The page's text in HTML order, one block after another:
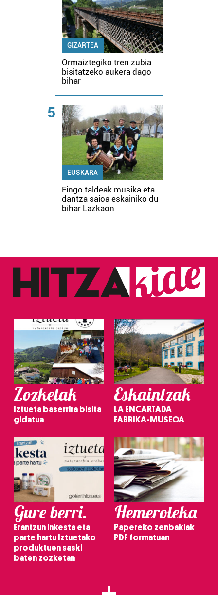
GIZARTEA
Ormaiztegiko tren zubia
bisitatzeko aukera dago
bihar
5
EUSKARA
Eingo taldeak musika eta
dantza saioa eskainiko du
bihar Lazkaon
Zozketak
Iztueta baserrira bisita
gidatua
Eskaintzak
LA ENCARTADA
FABRIKA-MUSEOA
Gure berri.
Erantzun inkesta eta
parte hartu Iztuetako
produktuen saski
baten zozketan
Hemeroteka
Papereko zenbakiak
PDF formatuan